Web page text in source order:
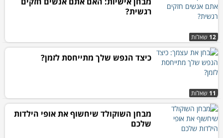
12 שאלות
רגשית?
11 שאלות
כיצד הנפש שלך מתייחסת לזמן?
מבחן השוקולד שיחשוף את אופי הילדות
שלכם